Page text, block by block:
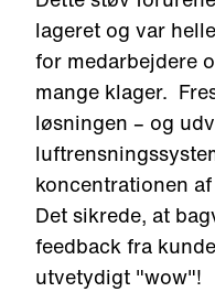
lageret og var
for medarbejdere
mange klager.
løsningen – og
koncentrationen
Detsikrede, at
feedback fra
utvetydigt "wow"!